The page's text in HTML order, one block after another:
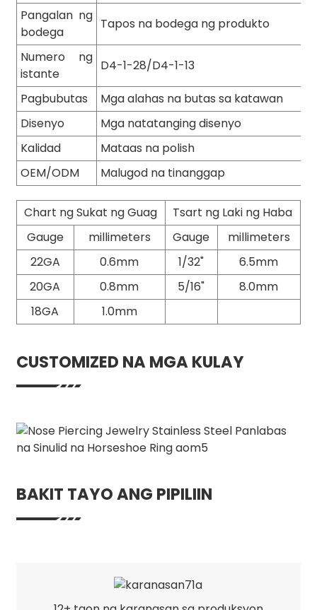
Pangalan ng
bodega
Tapos na bodega ng produkto
Numero ng
istante
D4-1-28/D4-1-13
Pagbubutas
Mga alahas na butas sa katawan
Disenyo
Mga natatanging disenyo
Kalidad
Mataas na polish
OEM/ODM
Malugod na tinanggap
Chart ng Sukat ng Guag
Tsart ng Laki ng Haba
Gauge
millimeters Gauge
millimeters
22GA
0.6mm 1/32"
6.5mm
20GA
0.8mm 5/16"
8.0mm
18GA
1.0mm
CUSTOMIZED NA MGA KULAY
BAKIT TAYO ANG PIPILIIN